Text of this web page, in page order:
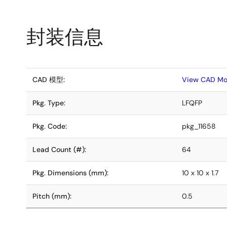
封装信息
CAD 模型: View CAD
Pkg. Type: LFQFP
Pkg. Code: pkg_11658
Lead Count (#): 64
Pkg. Dimensions (mm): 10 x 10 x 1.7
Pitch (mm): 0.5